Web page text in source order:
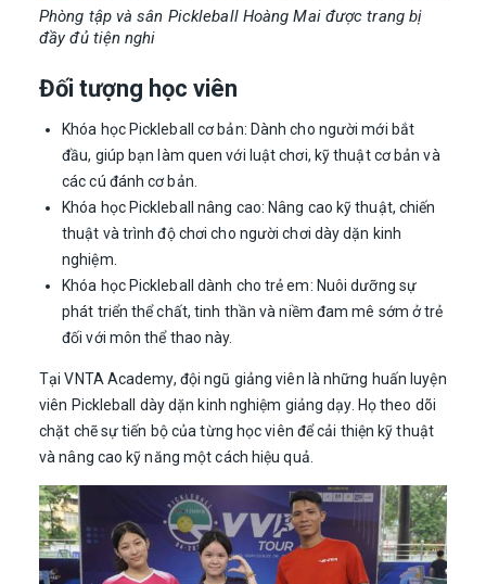
Phòng tập và sân Pickleball Hoàng Mai được trang bị
đầy đủ tiện nghi
Đối tượng học viên
Khóa học Pickleball cơ bản: Dành cho người mới bắt
đầu, giúp bạn làm quen với luật chơi, kỹ thuật cơ bản và
các cú đánh cơ bản.
Khóa học Pickleball nâng cao: Nâng cao kỹ thuật, chiến
thuật và trình độ chơi cho người chơi dày dặn kinh
nghiệm.
Khóa học Pickleball dành cho trẻ em: Nuôi dưỡng sự
phát triển thể chất, tinh thần và niềm đam mê sớm ở trẻ
đối với môn thể thao này.
Tại VNTA Academy, đội ngũ giảng viên là những huấn luyện
viên Pickleball dày dặn kinh nghiệm giảng dạy. Họ theo dõi
chặt chẽ sự tiến bộ của từng học viên để cải thiện kỹ thuật
và nâng cao kỹ năng một cách hiệu quả.